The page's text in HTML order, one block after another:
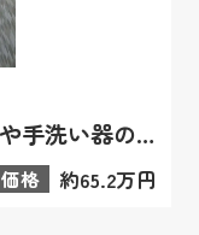
【前橋市近郊】トイレの水圧や手洗い器のお悩みを解消！スッキリ空間へ
価格 約65.2万円